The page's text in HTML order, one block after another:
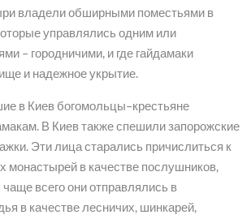
владели обширными поместьями в
управлялись одним или
– городничими, и где гайдамаки
и надежное укрытие.
в Киев богомольцы–крестьяне
В Киев также спешили запорожские
Эти лица старались причислиться к
монастырей в качестве послушников,
чаще всего они отправлялись в
в качестве лесничих, шинкарей,